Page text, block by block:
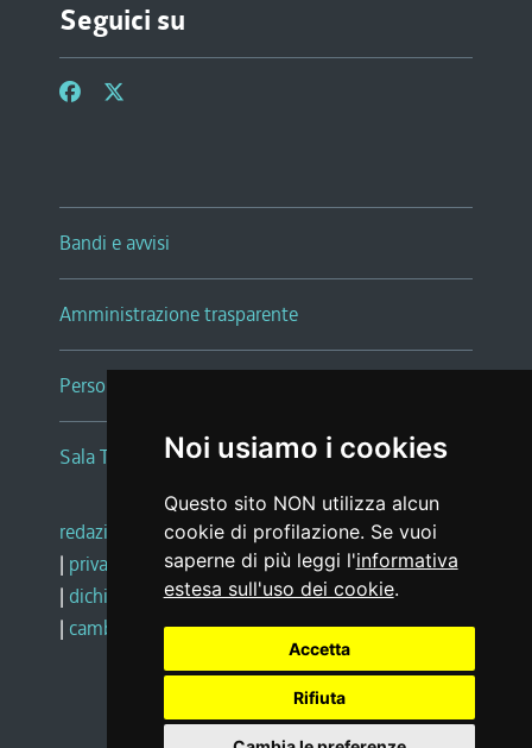
Noi usiamo i cookies
Questo sito NON utilizza alcun
cookie di profilazione. Se vuoi
saperne di più leggi l'informativa
estesa sull'uso dei cookie.
Accetta
Rifiuta
Seguici su
Bandi e avvisi
Amministrazione trasparente
Persone e Uffici
Sala Tiziano Tessitori
redazione web |note legali |glossario
| privacy
social media policy
| dichiarazione di accessibilità |feedback
| cambio preferenze cookie
Realizzato da